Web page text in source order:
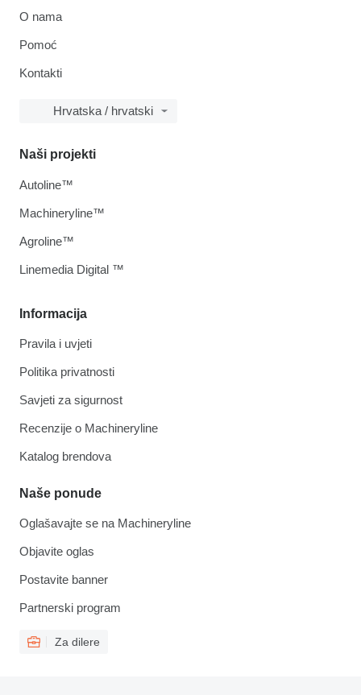
O nama
Pomoć
Kontakti
Hrvatska / hrvatski
Informacija
Pravila i uvjeti
Politika privatnosti
Savjeti za sigurnost
Recenzije o Machineryline
Katalog brendova
Naše ponude
Oglašavajte se na Machineryline
Objavite oglas
Postavite banner
Partnerski program
Za dilere
Naši projekti
Autoline™
Machineryline™
Agroline™
Linemedia Digital ™